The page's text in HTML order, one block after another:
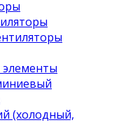
элементы
(холодный,